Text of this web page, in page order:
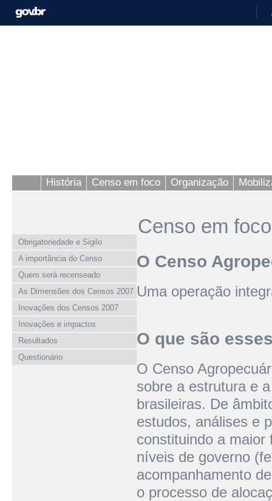
História Censo em foco Organização
Obrigatoriedade e Sigilo
A importância do Censo
Quem será recenseado
As Dimensões dos Censos 2007
Inovações dos Censos 2007
Inovações e impactos
Resultados
Questionário
Censo em foco
O Censo
Uma operação
O que são
O Censo
sobre a estrutura e
brasileiras. De
estudos, análises e
constituindo a maior
níveis de governo
acompanhamento
o processo de